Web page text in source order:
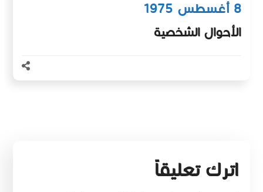
8 أغسطس 1975
الأحوال الشخصية
اترك تعليقاً